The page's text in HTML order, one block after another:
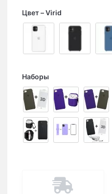
Цвет Virid
Наборы